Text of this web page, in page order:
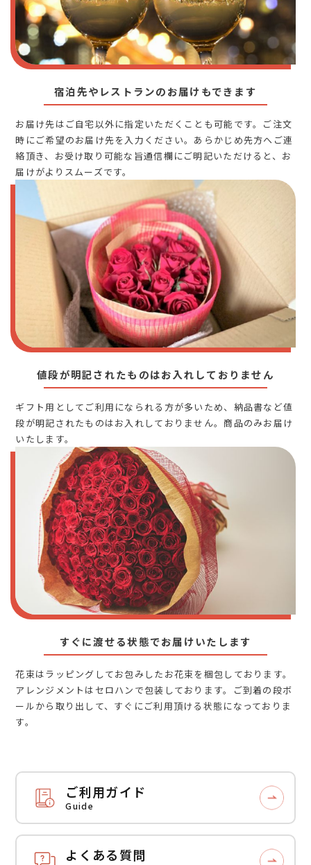
宿泊先やレストランのお届けもできます
お届け先はご自宅以外に指定いただくことも可能です。ご注文
時にご希望のお届け先を入力ください。あらかじめ先方へご連
絡頂き、お受け取り可能な旨通信欄にご明記いただけると、お
届けがよりスムーズです。
値段が明記されたものはお入れしておりません
ギフト用としてご利用になられる方が多いため、納品書など値
段が明記されたものはお入れしておりません。商品のみお届け
いたします。
すぐに渡せる状態でお届けいたします
花束はラッピングしてお包みしたお花束を梱包しております。
アレンジメントはセロハンで包装しております。ご到着の段ボ
ールから取り出して、すぐにご利用頂ける状態になっておりま
す。
ご利用ガイド
Guide
よくある質問